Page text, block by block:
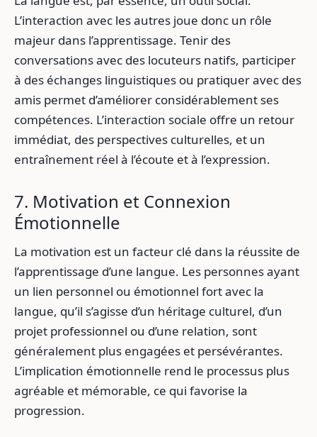
L’interaction avec les autres joue donc un rôle
majeur dans l’apprentissage. Tenir des
conversations avec des locuteurs natifs, participer
à des échanges linguistiques ou pratiquer avec des
amis permet d’améliorer considérablement ses
compétences. L’interaction sociale offre un retour
immédiat, des perspectives culturelles, et un
entraînement réel à l’écoute et à l’expression.
7. Motivation et Connexion
Émotionnelle
La motivation est un facteur clé dans la réussite de
l’apprentissage d’une langue. Les personnes ayant
un lien personnel ou émotionnel fort avec la
langue, qu’il s’agisse d’un héritage culturel, d’un
projet professionnel ou d’une relation, sont
généralement plus engagées et persévérantes.
L’implication émotionnelle rend le processus plus
agréable et mémorable, ce qui favorise la
progression.